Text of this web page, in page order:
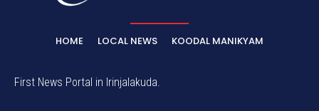
HOME LOCAL NEWS KOODAL MANIKYAM
First News Portal in Irinjalakuda.